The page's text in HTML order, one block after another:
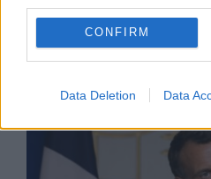
CONFIRM
Data Deletion Data
Secetă critică pe râul
Moldova și Ucraina